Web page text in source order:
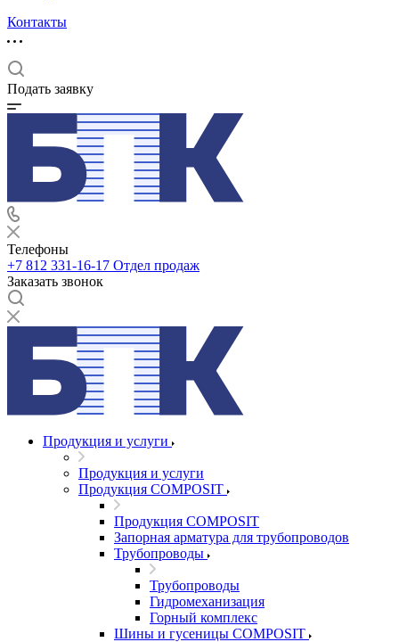
Контакты
Подать заявку
Телефоны
+7 812 331-16-17 Отдел продаж
Заказать звонок
Продукция и услуги
Продукция и услуги
Продукция COMPOSIT
Продукция COMPOSIT
Запорная арматура для трубопроводов
Трубопроводы
Трубопроводы
Гидромеханизация
Горный комплекс
Шины и гусеницы COMPOSIT